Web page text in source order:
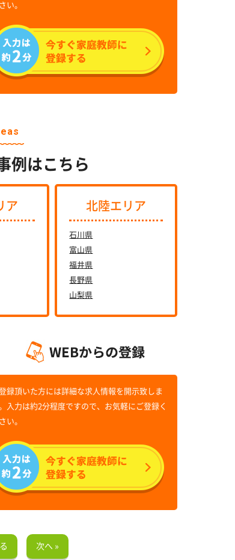
い。
例はこちら
ア 北陸エリア
石川県
富山県
福井県
長野県
山梨県
録頂いた方には詳細な求人情報を開示致しま
入力は約2分程度ですので、お気軽にご登録く
い。
次へ »